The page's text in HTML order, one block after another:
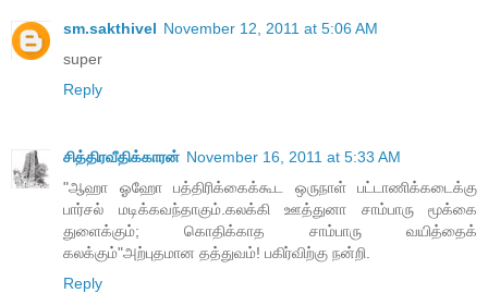
sm.sakthivel November 12, 2011 at 5:06 AM
super
Reply
சித்திரவீதிக்காரன் November 16, 2011 at 5:33 AM
"ஆஹா ஓஹோ பத்திரிக்கைக்கூட ஒருநாள் பட்டாணிக்கடைக்கு
பார்சல் மடிக்கவந்தாகும்.கலக்கி ஊத்துனா சாம்பாரு மூக்கை
துளைக்கும்; கொதிக்காத சாம்பாரு வயித்தைக்
கலக்கும்"அற்புதமான தத்துவம்! பகிர்விற்கு நன்றி.
Reply